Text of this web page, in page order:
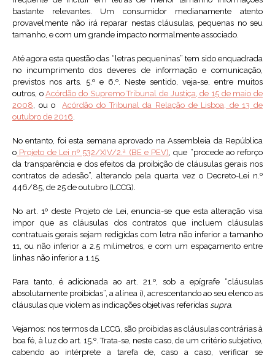
bastante relevantes. Um consumidor medianamente atento
provavelmente não irá reparar nestas cláusulas, pequenas no seu
tamanho, e com um grande impacto normalmente associado.
Até agora esta questão das “letras pequeninas” tem sido enquadrada
no incumprimento dos deveres de informação e comunicação,
previstos nos arts. 5.º e 6.º. Neste sentido, veja-se, entre muitos
outros, oAcórdão do Supremo Tribunal de Justiça, de 15 de maio de
2008, ou oAcórdão do Tribunal da Relação de Lisboa, de 13 de
outubro de 2016.
No entanto, foi esta semana aprovado na Assembleia da República
o Projeto de Lei nº 532/XIV/2.ª (BE e PEV), que “procede ao reforço
da transparência e dos efeitos da proibição de cláusulas gerais nos
contratos de adesão”, alterando pela quarta vez o Decreto-Lei n.º
446/85, de 25 de outubro (LCCG).
No art. 1º deste Projeto de Lei, enuncia-se que esta alteração visa
impor que as cláusulas dos contratos que incluem cláusulas
contratuais gerais sejam redigidas com letra não inferior a tamanho
11, ou não inferior a 2.5 milímetros, e com um espaçamento entre
linhas não inferior a 1.15.
Para tanto, é adicionada ao art. 21.º, sob a epígrafe “cláusulas
absolutamente proibidas”, a alínea i), acrescentando ao seu elenco as
cláusulas que violem as indicações objetivas referidas supra.
Vejamos: nos termos da LCCG, são proibidas as cláusulas contrárias à
boa fé, à luz do art. 15.º. Trata-se, neste caso, de um critério subjetivo,
cabendo ao intérprete a tarefa de, caso a caso, verificar se